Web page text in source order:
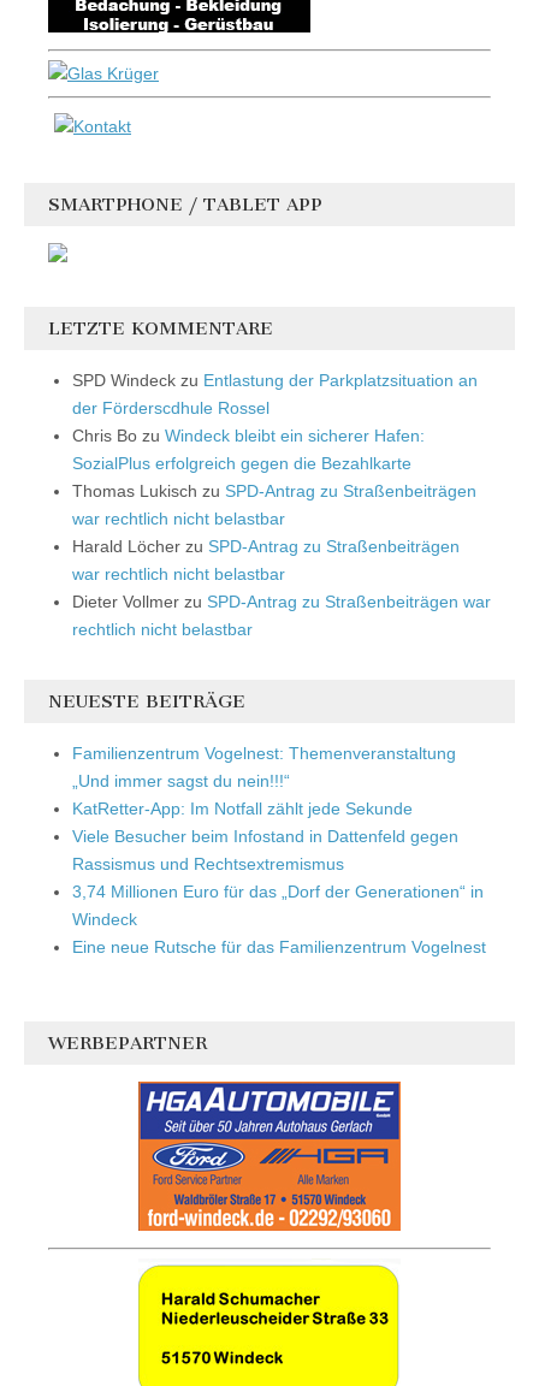
SMARTPHONE / TABLET APP
LETZTE KOMMENTARE
SPD Windeck zu Entlastung der Parkplatzsituation an
der Förderscdhule Rossel
Chris Bo zu Windeck bleibt ein sicherer Hafen:
SozialPlus erfolgreich gegen die Bezahlkarte
Thomas Lukisch zu SPD-Antrag zu Straßenbeiträgen
war rechtlich nicht belastbar
Harald Löcher zu SPD-Antrag zu Straßenbeiträgen
war rechtlich nicht belastbar
Dieter Vollmer zu SPD-Antrag zu Straßenbeiträgen war
rechtlich nicht belastbar
NEUESTE BEITRÄGE
Familienzentrum Vogelnest: Themenveranstaltung
„Und immer sagst du nein!!!“
KatRetter-App: Im Notfall zählt jede Sekunde
Viele Besucher beim Infostand in Dattenfeld gegen
Rassismus und Rechtsextremismus
3,74 Millionen Euro für das „Dorf der Generationen“ in
Windeck
Eine neue Rutsche für das Familienzentrum Vogelnest
WERBEPARTNER